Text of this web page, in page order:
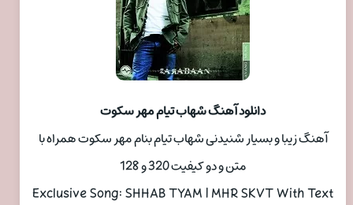
دانلود آهنگ شهاب تیام مهر سکوت
آهنگ زیبا و بسیار شنیدنی شهاب تیام بنام مهر سکوت همراه با
متن و دو کیفیت 320 و 128
Exclusive Song: SHHAB TYAM | MHR SKVT With Text